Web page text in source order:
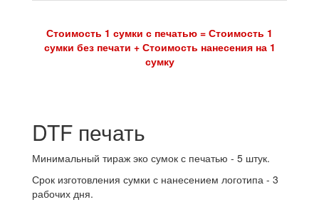
Стоимость 1 сумки с печатью = Стоимость 1
сумки без печати + Стоимость нанесения на 1
сумку
DTF печать
Минимальный тираж эко сумок с печатью - 5 штук.
Срок изготовления сумки с нанесением логотипа - 3
рабочих дня.